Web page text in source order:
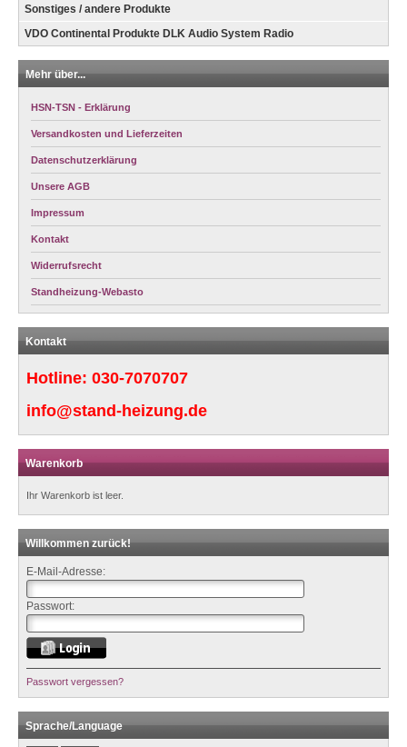
Sonstiges / andere Produkte
VDO Continental Produkte DLK Audio System Radio
Mehr über...
HSN-TSN - Erklärung
Versandkosten und Lieferzeiten
Datenschutzerklärung
Unsere AGB
Impressum
Kontakt
Widerrufsrecht
Standheizung-Webasto
Kontakt
Hotline: 030-7070707
info@stand-heizung.de
Warenkorb
Ihr Warenkorb ist leer.
Willkommen zurück!
E-Mail-Adresse:
Passwort:
Passwort vergessen?
Sprache/Language